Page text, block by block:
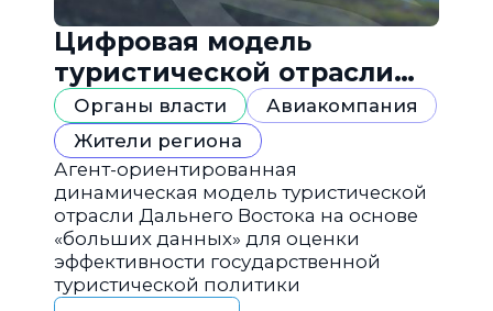
Цифровая модель
туристической отрасли
Дальнего Востока
Органы власти
Авиакомпания
Жители региона
Агент-ориентированная
динамическая модель туристической
отрасли Дальнего Востока на основе
«больших данных» для оценки
эффективности государственной
туристической политики